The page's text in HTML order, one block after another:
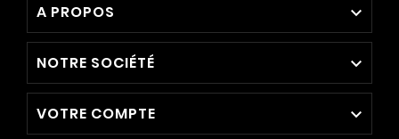
A PROPOS 
NOTRE SOCIÉTÉ 
VOTRE COMPTE 